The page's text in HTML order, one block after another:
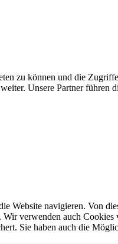
zu können und die
Unsere Partner
Website navigieren. Von
verwenden auch
Sie haben auch die